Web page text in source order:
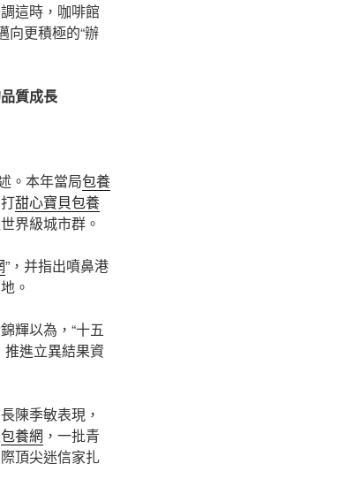
這時，咖啡館
向更積極的“辦
質成長
。本年當局包養
甜心寶貝包養
界級城市群。
”，并指出噴鼻港
。
輝以為，“十五
推進立異結果資
陳季敏表現，
包養網 ，一批青
頂尖迷信家扎